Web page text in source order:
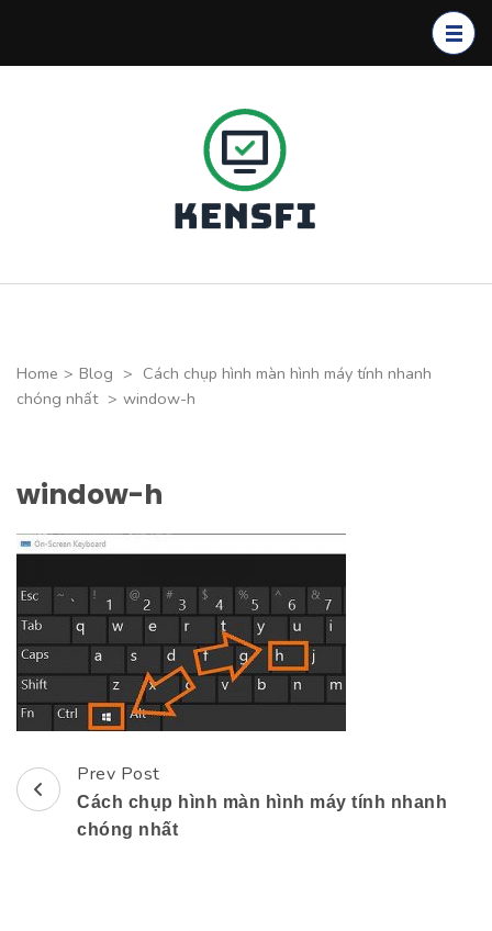
Home > Blog > Cách chụp hình màn hình máy tính nhanh
chóng nhất > window-h
window-h
Post
Navigation
Prev Post
Cách chụp hình màn hình máy tính nhanh
chóng nhất